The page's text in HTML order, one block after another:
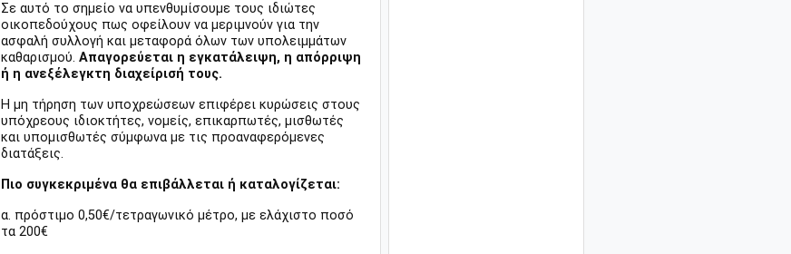
Σε αυτό το σημείο να υπενθυμίσουμε τους ιδιώτες
οικοπεδούχους πως οφείλουν να μεριμνούν για την
ασφαλή συλλογή και μεταφορά όλων των υπολειμμάτων
καθαρισμού. Απαγορεύεται η εγκατάλειψη, η απόρριψη
ή η ανεξέλεγκτη διαχείρισή τους.
Η μη τήρηση των υποχρεώσεων επιφέρει κυρώσεις στους
υπόχρεους ιδιοκτήτες, νομείς, επικαρπωτές, μισθωτές
και υπομισθωτές σύμφωνα με τις προαναφερόμενες
διατάξεις.
Πιο συγκεκριμένα θα επιβάλλεται ή καταλογίζεται:
α. πρόστιμο 0,50€/τετραγωνικό μέτρο, με ελάχιστο ποσό
τα 200€